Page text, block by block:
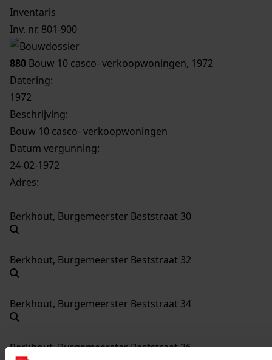
Inventaris
Inv. nr. 801-900
880 Bouw 10 casco- verkoopwoningen, 1972
Datering:
1972
Beschrijving:
Bouw 10 casco- verkoopwoningen
Datum vergunning:
24-02-1972
Adres:
Berkhout, Burgemeerster Beststraat 30
Berkhout, Burgemeerster Beststraat 32
Berkhout, Burgemeerster Beststraat 34
Berkhout, Burgemeerster Beststraat 36